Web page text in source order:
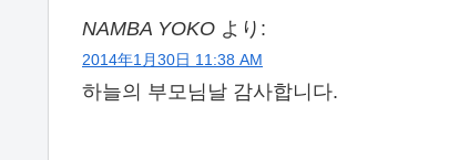
NAMBA YOKO より:
2014年1月30日 11:38 AM
하늘의 부모님날 감사합니다.